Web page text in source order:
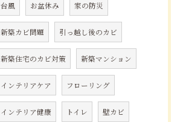
台風 お盆休み 家の防災
新築カビ問題 引っ越し後のカビ
新築住宅のカビ対策 新築マンション
インテリアケア フローリング
インテリア健康 トイレ 壁カビ